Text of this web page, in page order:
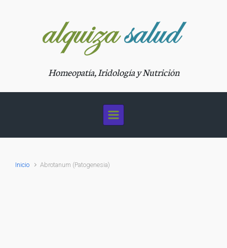
Homeopatía, Iridología y Nutrición
Inicio Abrotanum (Patogenesia)